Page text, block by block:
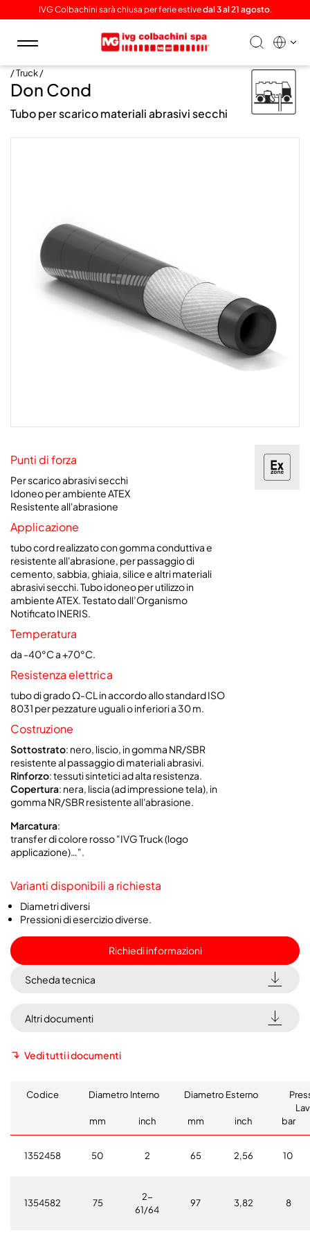
IVG Colbachini sarà chiusa per ferie estivedal 3 al 21 agosto.
Toggle
navigation
/ Truck /
Don Cond
Tubo per scarico materiali abrasivi secchi
Punti di forza
Per scarico abrasivi secchi
Idoneo per ambiente ATEX
Resistente all'abrasione
Applicazione
tubo cord realizzato con gomma conduttiva e
resistente all'abrasione, per passaggio di
cemento, sabbia, ghiaia, silice e altri materiali
abrasivi secchi. Tubo idoneo per utilizzo in
ambiente ATEX. Testato dall’Organismo
Notificato INERIS.
Temperatura
da -40°C a +70°C.
Resistenza elettrica
tubo di grado Ω-CL in accordo allo standard ISO
8031 per pezzature uguali o inferiori a 30 m.
Costruzione
Sottostrato: nero, liscio, in gomma NR/SBR
resistente al passaggio di materiali abrasivi.
Rinforzo:tessuti sintetici ad alta resistenza.
Copertura: nera, liscia (ad impressione tela), in
gomma NR/SBR resistente all'abrasione.
Marcatura:
transfer di colore rosso "IVG Truck (logo
applicazione)…".
Varianti disponibili a richiesta
Diametri diversi
Pressioni di esercizio diverse.
Richiedi informazioni
Scheda tecnica
Altri documenti
Vedi tutti i documenti
Codice Diametro Interno Diametro Esterno
mm
inch mm inch bar
1352458 50 2 65 2,56 10
1354582 75
2-
61/64
97 3,82 8